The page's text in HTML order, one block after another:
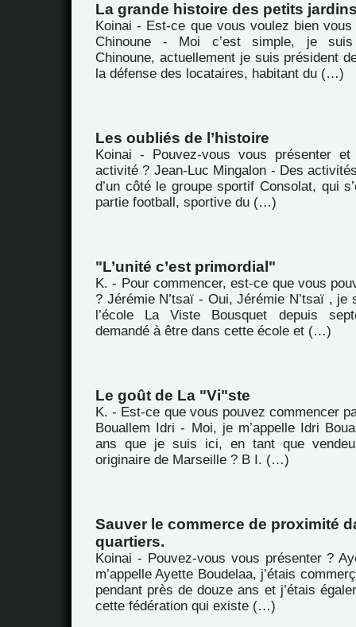
La grande histoire des petits
Koinai - Est-ce que vous voulez bien
Chinoune - Moi c’est simple, je suis
Chinoune, actuellement je suis président
la défense des locataires, habitant du (…)
Les oubliés de l’histoire
Koinai - Pouvez-vous vous présenter
activité ? Jean-Luc Mingalon - Des
d’un côté le groupe sportif Consolat, qui
partie football, sportive du (…)
"L’unité c’est primordial"
K. - Pour commencer, est-ce que vous
? Jérémie N’tsaï - Oui, Jérémie N’tsaï , je
l’école La Viste Bousquet depuis
demandé à être dans cette école et (…)
Le goût de La "Vi"ste
K. - Est-ce que vous pouvez commencer
Bouallem Idri - Moi, je m’appelle Idri
ans que je suis ici, en tant que
originaire de Marseille ? B I. (…)
Sauver le commerce de proximité
quartiers.
Koinai - Pouvez-vous vous présenter ?
m’appelle Ayette Boudelaa, j’étais
pendant près de douze ans et j’étais
cette fédération qui existe (…)